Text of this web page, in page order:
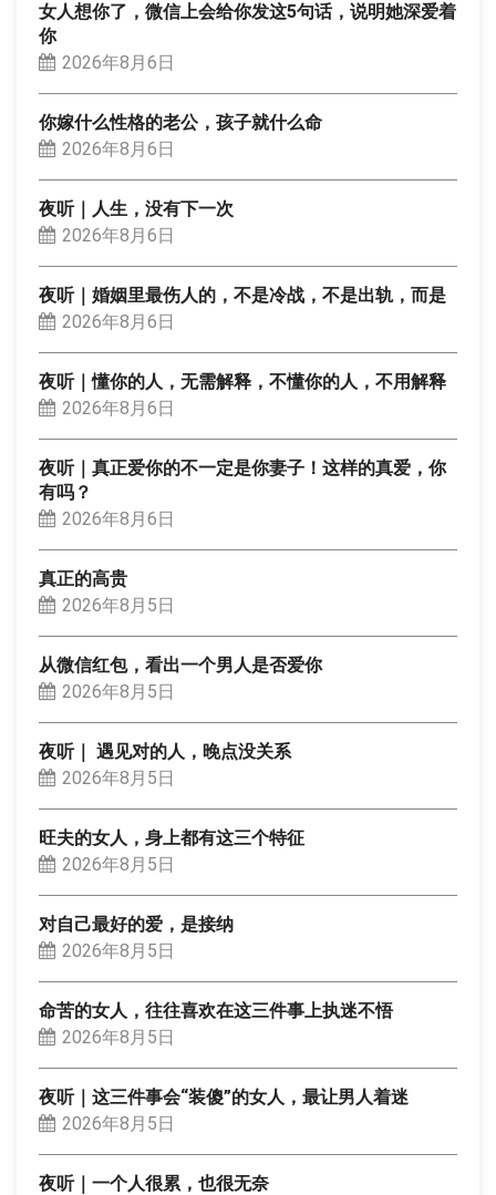
女人想你了，微信上会给你发这5句话，说明她深爱着
你
2026年8月6日
你嫁什么性格的老公，孩子就什么命
2026年8月6日
夜听｜人生，没有下一次
2026年8月6日
夜听｜婚姻里最伤人的，不是冷战，不是出轨，而是
2026年8月6日
夜听｜懂你的人，无需解释，不懂你的人，不用解释
2026年8月6日
夜听｜真正爱你的不一定是你妻子！这样的真爱，你
有吗？
2026年8月6日
真正的高贵
2026年8月5日
从微信红包，看出一个男人是否爱你
2026年8月5日
夜听｜ 遇见对的人，晚点没关系
2026年8月5日
旺夫的女人，身上都有这三个特征
2026年8月5日
对自己最好的爱，是接纳
2026年8月5日
命苦的女人，往往喜欢在这三件事上执迷不悟
2026年8月5日
夜听｜这三件事会“装傻”的女人，最让男人着迷
2026年8月5日
夜听｜一个人很累，也很无奈